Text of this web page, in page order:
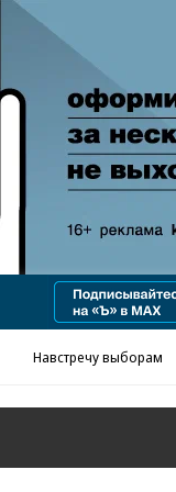
Навстречу выборам